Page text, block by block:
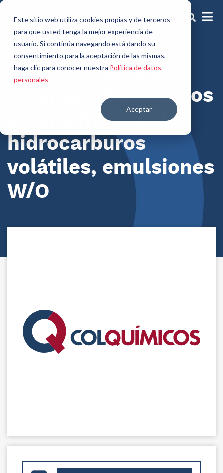
Este sitio web utiliza cookies propias y de terceros
para que usted tenga la mejor experiencia de
usuario. Si continúa navegando está dando su
consentimiento para la aceptación de las mismas,
haga clic para conocer nuestra Política de datos
personales
Aceptar
Soluciones de Color
Concentrados de
color predispersados
en una mezcla de
hidrocarburos
volátiles, emulsiones
W/O